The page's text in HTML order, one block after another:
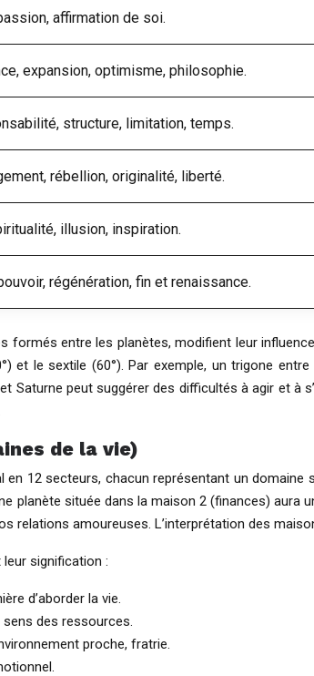
affirmation de soi.
expansion, optimisme, philosophie.
structure, limitation, temps.
rébellion, originalité, liberté.
illusion, inspiration.
régénération, fin et renaissance.
formés entre les planètes, modifient leur
et le sextile (60°). Par exemple, un trigone
et Saturne peut suggérer des difficultés à agir et
de la vie)
12 secteurs, chacun représentant un
planète située dans la maison 2 (finances)
relations amoureuses. L’interprétation des
signification :
d’aborder la vie.
des ressources.
proche, fratrie.